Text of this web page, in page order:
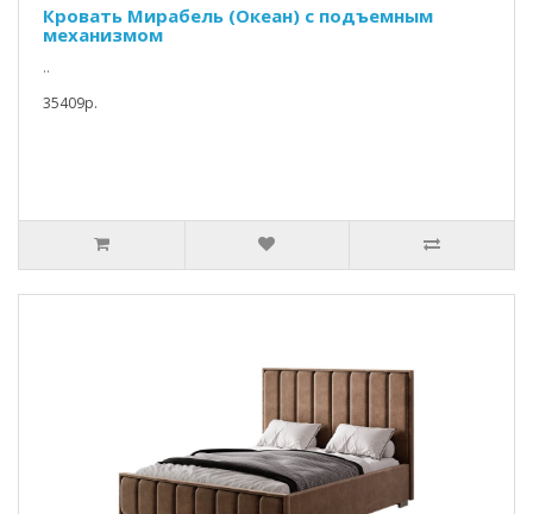
Кровать Мирабель (Океан) с подъемным
механизмом
..
35409p.